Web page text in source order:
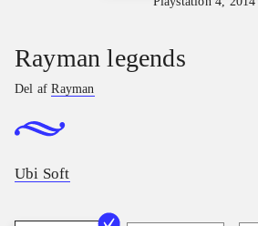
Rayman legends
Del afRayman
Ubi Soft